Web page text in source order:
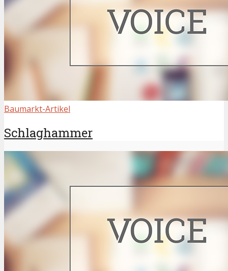
Baumarkt-Artikel
Schlaghammer